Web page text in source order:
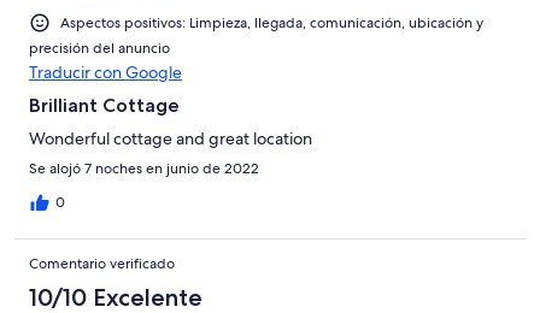
Aspectos positivos: Limpieza, llegada, comunicación, ubicación y
precisión del anuncio
Traducir con Google
Brilliant Cottage
Wonderful cottage and great location
Se alojó 7 noches en junio de 2022
0
Comentario verificado
10/10 Excelente